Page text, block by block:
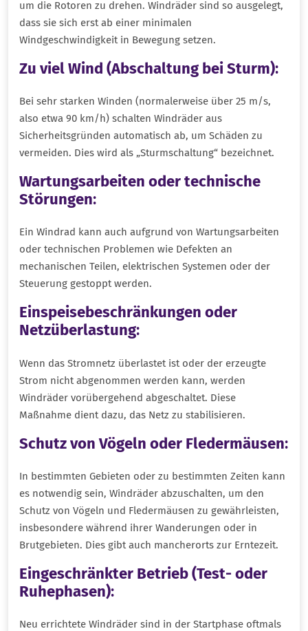
um die Rotoren zu drehen. Windräder sind so ausgelegt,
dass sie sich erst ab einer minimalen
Windgeschwindigkeit in Bewegung setzen.
Zu viel Wind (Abschaltung bei Sturm):
Bei sehr starken Winden (normalerweise über 25 m/s,
also etwa 90 km/h) schalten Windräder aus
Sicherheitsgründen automatisch ab, um Schäden zu
vermeiden. Dies wird als „Sturmschaltung“ bezeichnet.
Wartungsarbeiten oder technische
Störungen:
Ein Windrad kann auch aufgrund von Wartungsarbeiten
oder technischen Problemen wie Defekten an
mechanischen Teilen, elektrischen Systemen oder der
Steuerung gestoppt werden.
Einspeisebeschränkungen oder
Netzüberlastung:
Wenn das Stromnetz überlastet ist oder der erzeugte
Strom nicht abgenommen werden kann, werden
Windräder vorübergehend abgeschaltet. Diese
Maßnahme dient dazu, das Netz zu stabilisieren.
Schutz von Vögeln oder Fledermäusen:
In bestimmten Gebieten oder zu bestimmten Zeiten kann
es notwendig sein, Windräder abzuschalten, um den
Schutz von Vögeln und Fledermäusen zu gewährleisten,
insbesondere während ihrer Wanderungen oder in
Brutgebieten. Dies gibt auch mancherorts zur Erntezeit.
Eingeschränkter Betrieb (Test- oder
Ruhephasen):
Neu errichtete Windräder sind in der Startphase oftmals